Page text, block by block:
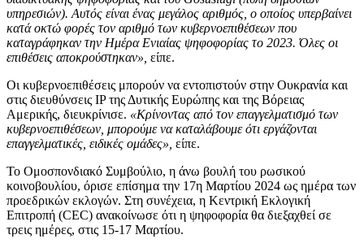
υπηρεσιών). Αυτός είναι ένας μεγάλος αριθμός, ο οποίος υπερβαίνει
κατά οκτώ φορές τον αριθμό των κυβερνοεπιθέσεων που
καταγράφηκαν την Ημέρα Ενιαίας ψηφοφορίας το 2023. Όλες οι
επιθέσεις αποκρούστηκαν», είπε.
Οι κυβερνοεπιθέσεις μπορούν να εντοπιστούν στην Ουκρανία και
στις διευθύνσεις IP της Δυτικής Ευρώπης και της Βόρειας
Αμερικής, διευκρίνισε. «Κρίνοντας από τον επαγγελματισμό των
κυβερνοεπιθέσεων, μπορούμε να καταλάβουμε ότι εργάζονται
επαγγελματικές, ειδικές ομάδες», είπε.
Το Ομοσπονδιακό Συμβούλιο, η άνω βουλή του ρωσικού
κοινοβουλίου, όρισε επίσημα την 17η Μαρτίου 2024 ως ημέρα των
προεδρικών εκλογών. Στη συνέχεια, η Κεντρική Εκλογική
Επιτροπή (CEC) ανακοίνωσε ότι η ψηφοφορία θα διεξαχθεί σε
τρεις ημέρες, στις 15-17 Μαρτίου.